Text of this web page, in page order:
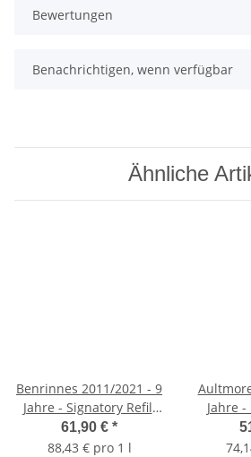
Bewertungen
Benachrichtigen, wenn verfügbar
Ähnliche
Benrinnes 2011/2021 - 9
Jahre - Signatory Refill
Butt #307210, 46%vol,
0,7 ltr.
61,90 € *
88,43 € pro 1 l
Jahre -
Parcel 4